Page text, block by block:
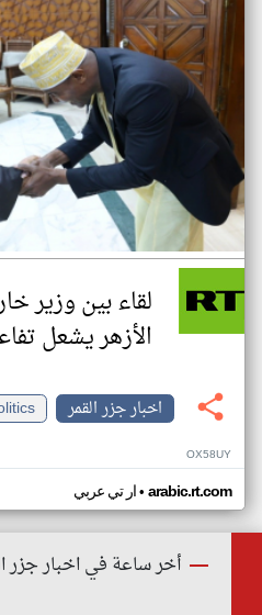
لقاء بين وزير
الأزهر يشعل
اخبار جزر القمر
OX58UY
ار تي عربي• arabic.rt.com
أخر ساعة في اخبار جزر